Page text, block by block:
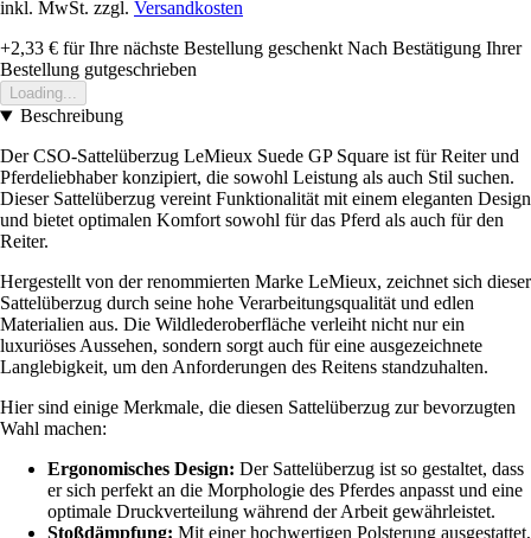
inkl. MwSt. zzgl. Versandkosten
+2,33 € für Ihre nächste Bestellung geschenkt Nach Bestätigung Ihrer
Bestellung gutgeschrieben
Loading...
Beschreibung
Der CSO-Sattelüberzug LeMieux Suede GP Square ist für Reiter und
Pferdeliebhaber konzipiert, die sowohl Leistung als auch Stil suchen.
Dieser Sattelüberzug vereint Funktionalität mit einem eleganten Design
und bietet optimalen Komfort sowohl für das Pferd als auch für den
Reiter.
Hergestellt von der renommierten Marke LeMieux, zeichnet sich dieser
Sattelüberzug durch seine hohe Verarbeitungsqualität und edlen
Materialien aus. Die Wildlederoberfläche verleiht nicht nur ein
luxuriöses Aussehen, sondern sorgt auch für eine ausgezeichnete
Langlebigkeit, um den Anforderungen des Reitens standzuhalten.
Hier sind einige Merkmale, die diesen Sattelüberzug zur bevorzugten
Wahl machen:
Ergonomisches Design: Der Sattelüberzug ist so gestaltet, dass
er sich perfekt an die Morphologie des Pferdes anpasst und eine
optimale Druckverteilung während der Arbeit gewährleistet.
Stoßdämpfung: Mit einer hochwertigen Polsterung ausgestattet,